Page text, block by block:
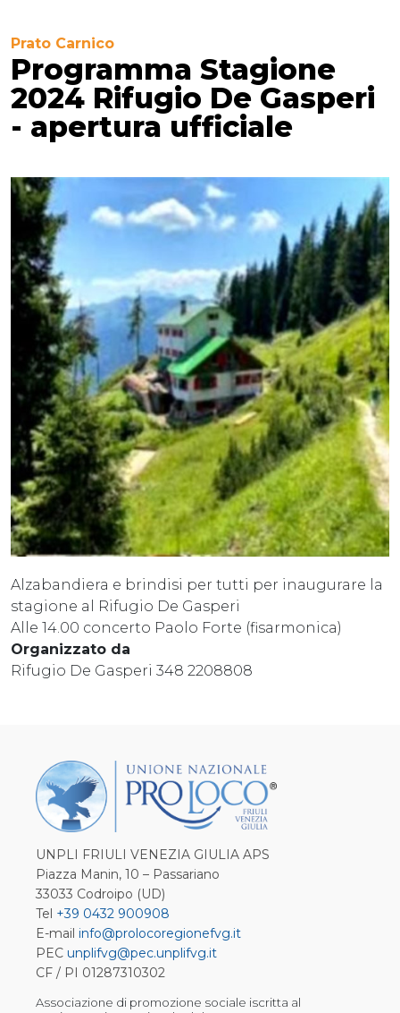
Prato Carnico
Programma Stagione
2024 Rifugio De Gasperi
- apertura ufficiale
Alzabandiera e brindisi per tutti per inaugurare la
stagione al Rifugio De Gasperi
Alle 14.00 concerto Paolo Forte (fisarmonica)
Organizzato da
Rifugio De Gasperi 348 2208808
UNPLI FRIULI VENEZIA GIULIA APS
Piazza Manin, 10 – Passariano
33033 Codroipo (UD)
Tel +39 0432 900908
E-mail info@prolocoregionefvg.it
PEC unplifvg@pec.unplifvg.it
CF / PI 01287310302
Associazione di promozione sociale iscritta al